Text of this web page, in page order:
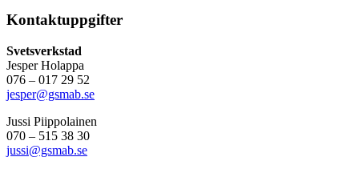
Kontaktuppgifter
Svetsverkstad
Jesper Holappa
076 – 017 29 52
jesper@gsmab.se
Jussi Piippolainen
070 – 515 38 30
jussi@gsmab.se